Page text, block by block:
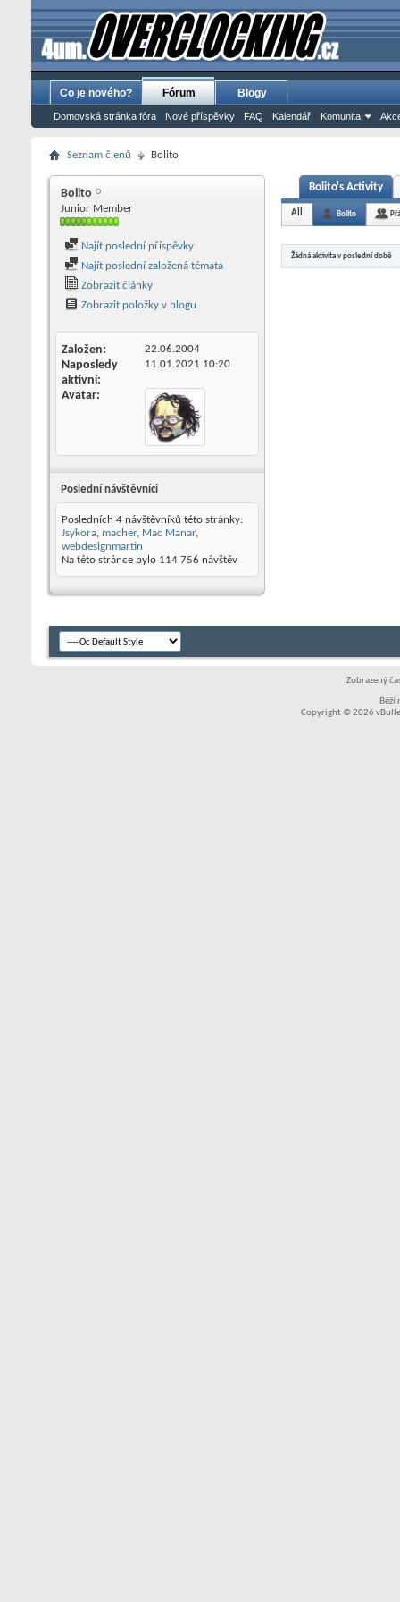
Co je nového? Fórum
Domovská stránka fóra Nové příspěvky FAQ Kalendář Komunita
Blogy
Seznam členů Bolito
Bolito
Junior Member
Najít poslední příspěvky
Najít poslední založená témata
Zobrazit články
Zobrazit položky v blogu
Založen 22.06.2004
Naposledy
aktivní
11.01.2021 10:20
Avatar
Poslední návštěvníci
Posledních 4 návštěvníků této stránky:
Jsykora, macher, Mac Manar,
webdesignmartin
Na této stránce bylo 114 756 návštěv
Bolito's Activity
All Bolito
Žádná aktivita v poslední době
Zobrazený
Běží
Copyright © 2026